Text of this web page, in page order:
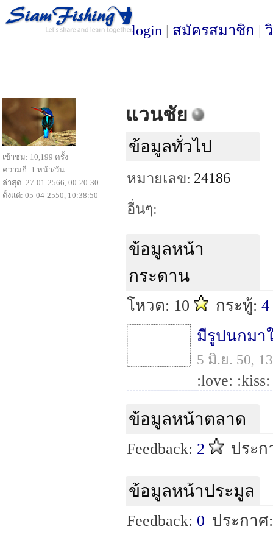
login | สมัครสมาชิก |
แวนชัย
ข้อมูลทั่วไป
หมายเลข: 24186
อื่นๆ:
ข้อมูลหน้า
กระดาน
โหวต: 10 กระทู้:4
มีรูปนกมา
5 มิ.ย. 50,
:love:
ข้อมูลหน้าตลาด
Feedback: 2 ประก
ข้อมูลหน้าประมูล
Feedback: 0 ประกาศ
เข้าชม: 10,199 ครั้ง
ความถี่: 1 หน้า/วัน
ล่าสุด: 27-01-2566, 00:20:30
ตั้งแต่: 05-04-2550, 10:38:50